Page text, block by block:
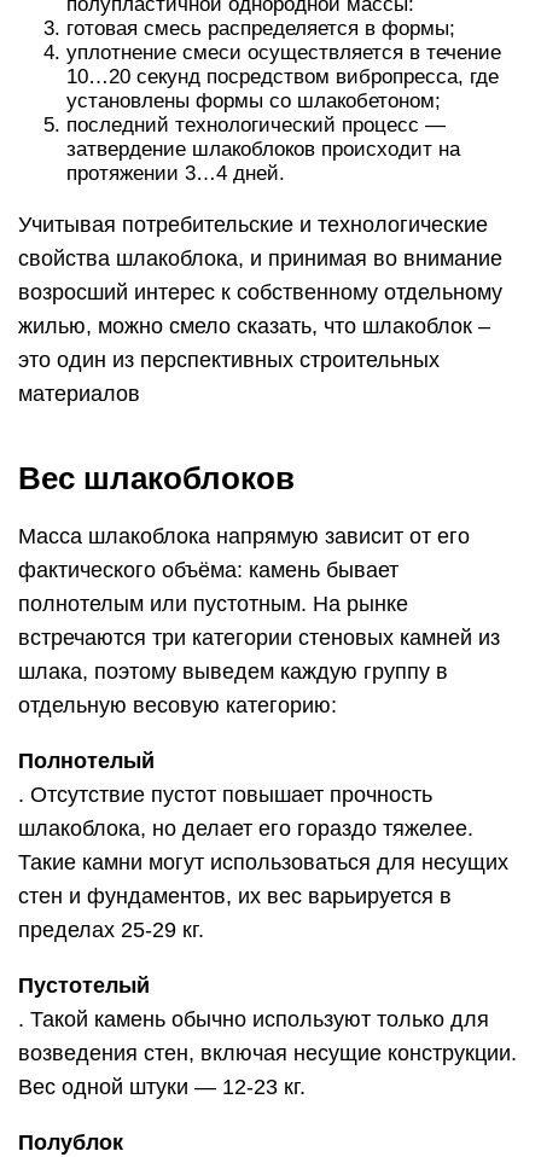
полупластичной однородной массы:
готовая смесь распределяется в формы;
уплотнение смеси осуществляется в течение
10…20 секунд посредством вибропресса, где
установлены формы со шлакобетоном;
последний технологический процесс —
затвердение шлакоблоков происходит на
протяжении 3…4 дней.
Учитывая потребительские и технологические
свойства шлакоблока, и принимая во внимание
возросший интерес к собственному отдельному
жилью, можно смело сказать, что шлакоблок –
это один из перспективных строительных
материалов
Вес шлакоблоков
Масса шлакоблока напрямую зависит от его
фактического объёма: камень бывает
полнотелым или пустотным. На рынке
встречаются три категории стеновых камней из
шлака, поэтому выведем каждую группу в
отдельную весовую категорию:
Полнотелый
. Отсутствие пустот повышает прочность
шлакоблока, но делает его гораздо тяжелее.
Такие камни могут использоваться для несущих
стен и фундаментов, их вес варьируется в
пределах 25-29 кг.
Пустотелый
. Такой камень обычно используют только для
возведения стен, включая несущие конструкции.
Вес одной штуки — 12-23 кг.
Полублок